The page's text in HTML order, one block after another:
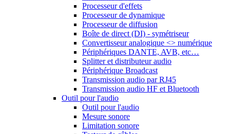
Processeur d'effets
Processeur de dynamique
Processeur de diffusion
Boîte de direct (DI) - symétriseur
Convertisseur analogique <> numérique
Périphériques DANTE, AVB, etc…
Splitter et distributeur audio
Périphérique Broadcast
Transmission audio par RJ45
Transmission audio HF et Bluetooth
Outil pour l'audio
Outil pour l'audio
Mesure sonore
Limitation sonore